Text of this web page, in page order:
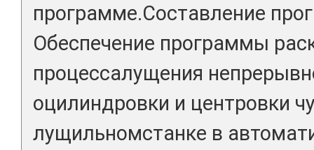
программе.Составление
Обеспечение программы
процессалущения
оцилиндровки и центровки
лущильномстанке в